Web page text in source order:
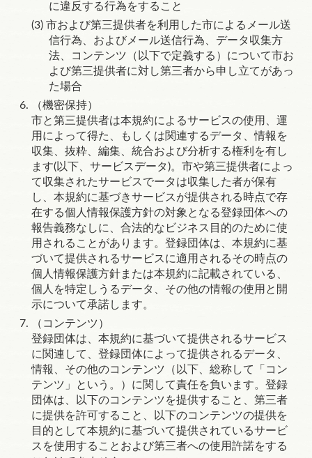
に違反する行為をすること
市および第三提供者を利用した市によるメール送
信行為、およびメール送信行為、データ収集方
法、コンテンツ（以下で定義する）について市お
よび第三提供者に対し第三者から申し立てがあっ
た場合
（機密保持）
市と第三提供者は本規約によるサービスの使用、運
用によって得た、もしくは関連するデータ、情報を
収集、抜粋、編集、統合および分析する権利を有し
ます(以下、サービスデータ)。市や第三提供者によっ
て収集されたサービスでータは収集した者が保有
し、本規約に基づきサービスが提供される時点で存
在する個人情報保護方針の対象となる登録団体への
報告義務なしに、合法的なビジネス目的のために使
用されることがあります。登録団体は、本規約に基
づいて提供されるサービスに適用されるその時点の
個人情報保護方針または本規約に記載されている、
個人を特定しうるデータ、その他の情報の使用と開
示について承諾します。
（コンテンツ）
登録団体は、本規約に基づいて提供されるサービス
に関連して、登録団体によって提供されるデータ、
情報、その他のコンテンツ（以下、総称して「コン
テンツ」という。）に関して責任を負います。登録
団体は、以下のコンテンツを提供すること、第三者
に提供を許可すること、以下のコンテンツの提供を
目的として本規約に基づいて提供されているサービ
スを使用することおよび第三者への使用許諾をする